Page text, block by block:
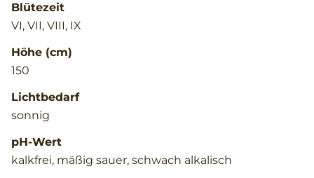
Blütezeit
VI, VII, VIII, IX
Höhe (cm)
150
Lichtbedarf
sonnig
pH-Wert
kalkfrei, mäßig sauer, schwach alkalisch